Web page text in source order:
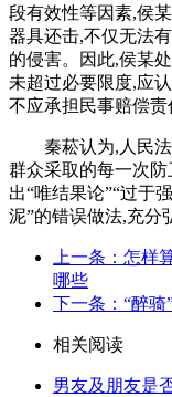
段有效性等因素,侯
器具还击,不仅无法
的侵害。因此,侯某
未超过必要限度,应
不应承担民事赔偿责
秦菘认为,人民
群众采取的每一次
出“唯结果论”“过于
泥”的错误做法,充分
上一条：怎样
哪些
下一条：“醉骑
相关阅读
男友及朋友是